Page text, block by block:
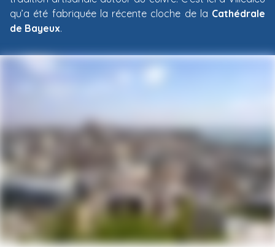
qu’a été fabriquée la récente cloche de la Cathédrale
de Bayeux.